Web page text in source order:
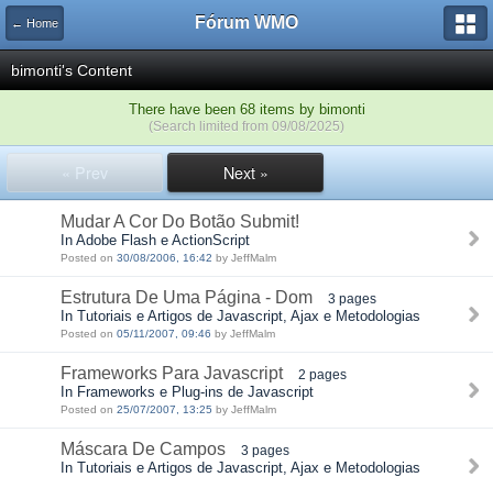
← Home Fórum WMO
bimonti's Content
There have been 68 items by bimonti
(Search limited from 09/08/2025)
« Prev Next »
Mudar A Cor Do Botão Submit!
In Adobe Flash e ActionScript
Posted on 30/08/2006, 16:42 by JeffMalm
Estrutura De Uma Página - Dom 3 pages
In Tutoriais e Artigos de Javascript, Ajax e Metodologias
Posted on 05/11/2007, 09:46 by JeffMalm
Frameworks Para Javascript 2 pages
In Frameworks e Plug-ins de Javascript
Posted on 25/07/2007, 13:25 by JeffMalm
Máscara De Campos 3 pages
In Tutoriais e Artigos de Javascript, Ajax e Metodologias